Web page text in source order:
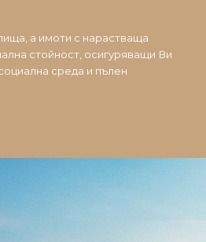
а имоти с нарастваща
стойност, осигуряващи Ви
среда и пълен